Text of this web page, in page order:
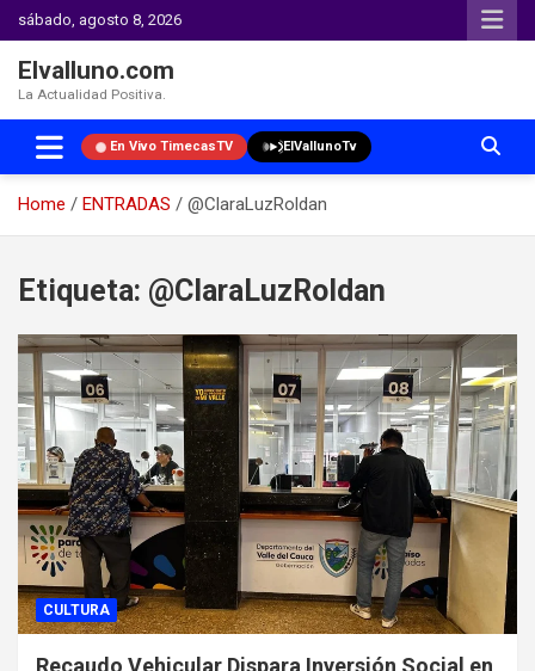
sábado, agosto 8, 2026
Elvalluno.com
La Actualidad Positiva.
En Vivo TimecasTV ElVallunoTv
Home ENTRADAS
@ClaraLuzRoldan
content
Etiqueta: @ClaraLuzRoldan
CULTURA
Recaudo Vehicular Dispara Inversión Social en